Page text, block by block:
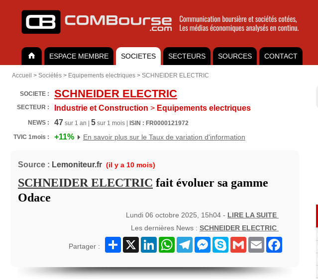
ESPACE MEMBRE SOCIETES SECTEURS SOURCES CONTACT
Accueil > Sociétés > Equipements electriques > SCHNEIDER ELECTRIC
SOCIETE : SCHNEIDER ELECTRIC
SECTEUR : Industrie et Construction > Equipements electriques
NEWS : 47 sur 1 an | 5 sur 1 mois |
ISIN : FR0000121972
TVIC 1mois :
+11% En savoir plus sur le Taux de variation d'information
Source : Lemoniteur.fr (il y a 10 mois)
SCHNEIDER ELECTRIC fait évoluer sa gamme
Odace
Lundi 06 octobre 2025, 15h04 - LIRE LA SUITE
Les dernières News : SCHNEIDER ELECTRIC
Partager :
Partager
X LinkedInWhatsAppTelegramMessenger
Skype Gmail Email